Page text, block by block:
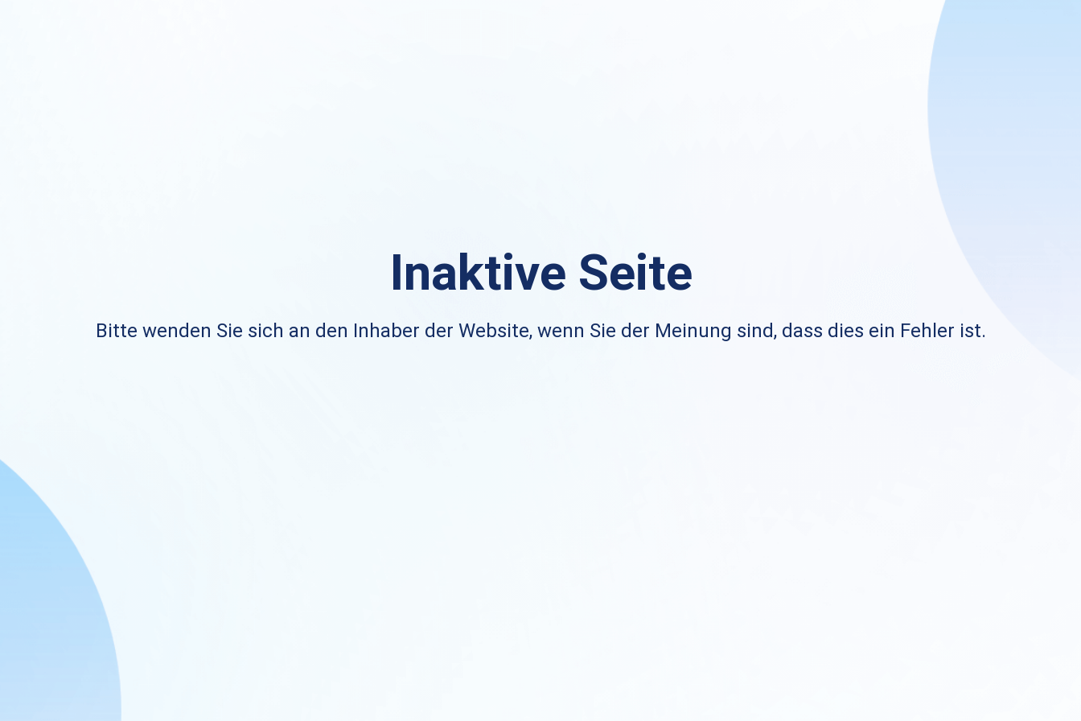
Inaktive Seite
Bitte wenden Sie sich an den Inhaber der Website, wenn Sie der Meinung sind, dass dies ein Fehler ist.